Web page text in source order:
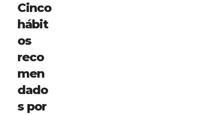
Cinco
hábit
os
reco
men
dado
s por